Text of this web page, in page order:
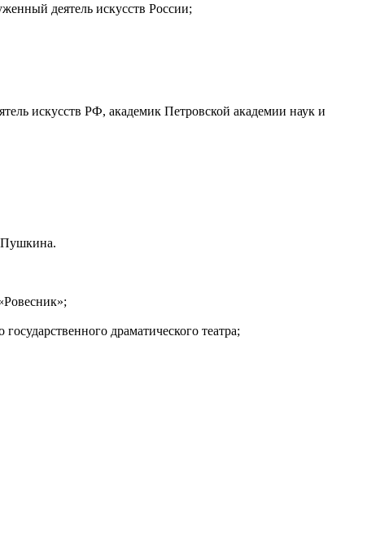
деятель искусств России;
искусств РФ, академик Петровской академии наук и
Пушкина.
драматического театра;